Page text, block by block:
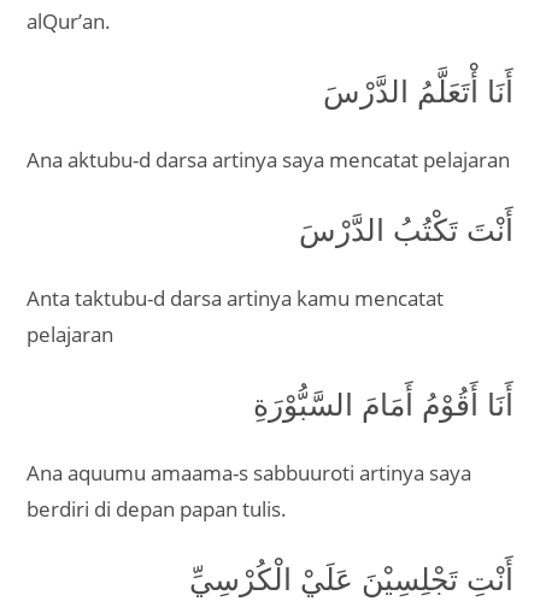
alQur’an.
أَنَا أْتَعَلَّمُ الدَّرْسَ
Ana aktubu-d darsa artinya saya mencatat pelajaran
أَنْتَ تَكْتُبُ الدَّرْسَ
Anta taktubu-d darsa artinya kamu mencatat
pelajaran
أَنَا أَقُوْمُ أَمَامَ السَّبُّوْرَةِ
Ana aquumu amaama-s sabbuuroti artinya saya
berdiri di depan papan tulis.
أَنْتِ تَجْلِسِيْنَ عَلَيْ الْكُرْسِيِّ